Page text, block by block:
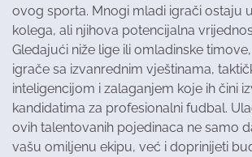
ovog sporta. Mnogi mladi igrači ostaju
kolega, ali njihova potencijalna
Gledajući niže lige ili omladinske
igrače sa izvanrednim vještinama,
inteligencijom i zalaganjem koje ih čini
kandidatima za profesionalni fudbal.
ovih talentovanih pojedinaca ne samo
vašu omiljenu ekipu, već i doprinijeti